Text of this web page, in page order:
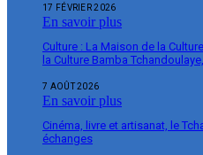
17 FÉVRIER 2026
En savoir plus
Culture : La Maison de la
la Culture Bamba
7 AOÛT 2026
En savoir plus
Cinéma, livre et artisanat, le
échanges